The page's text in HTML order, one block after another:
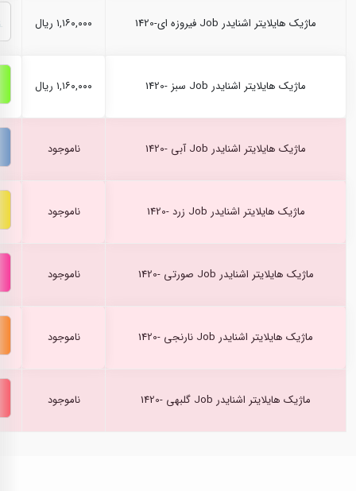
ماژیک هایلایتر اشنایدر Job فیروزه ای-1420 ۱,۱۶۰,۰۰۰ ریال
ماژیک هایلایتر اشنایدر Job سبز -1420 ۱,۱۶۰,۰۰۰ ریال
ماژیک هایلایتر اشنایدر Job آبی -1420 ناموجود
ماژیک هایلایتر اشنایدر Job زرد -1420 ناموجود
ماژیک هایلایتر اشنایدر Job صورتی -1420 ناموجود
ماژیک هایلایتر اشنایدر Job نارنجی -1420 ناموجود
ماژیک هایلایتر اشنایدر Job گلبهی -1420 ناموجود